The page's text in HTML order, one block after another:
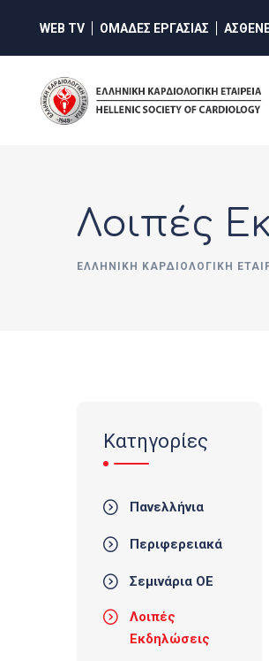
content
WEB TV ΟΜΑΔΕΣ ΕΡΓΑΣΙΑΣ
Λοιπές
ΕΛΛΗΝΙΚΉ ΚΑΡΔΙΟΛΟΓΙΚΉ
Κατηγορίες
Πανελλήνια
Περιφερειακά
Σεμινάρια ΟΕ
Λοιπές
Εκδηλώσεις